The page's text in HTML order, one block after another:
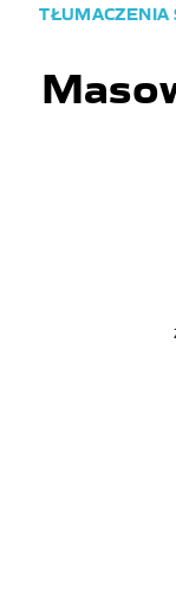
TŁUMACZENIA